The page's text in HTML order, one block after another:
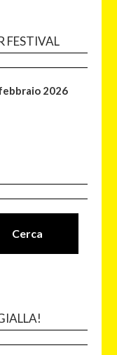
FESTIVAL
2026